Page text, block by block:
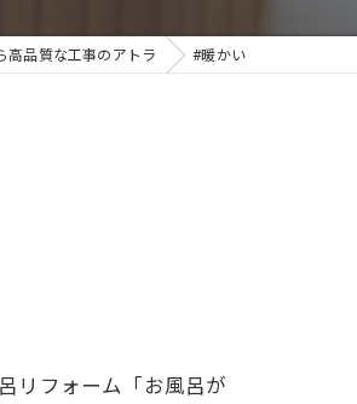
高品質な工事のアトラ #暖かい
リフォーム「お風呂が